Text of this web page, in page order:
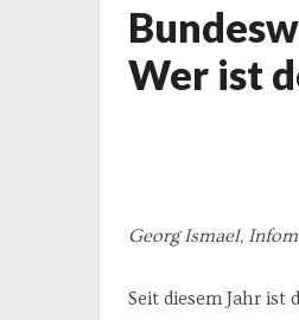
Wer ist
Georg Ismael,
Seit diesem Jahr